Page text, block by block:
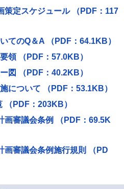
策定スケジュール （PDF：117
てのQ＆A （PDF：64.1KB）
領 （PDF：57.0KB）
図 （PDF：40.2KB）
について （PDF：53.1KB）
（PDF：203KB）
画審議会条例 （PDF：69.5K
画審議会条例施行規則 （PD